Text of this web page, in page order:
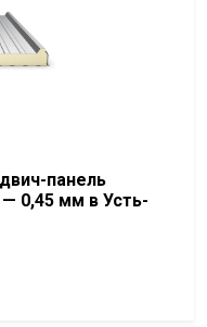
панель
0,45 мм в Усть-